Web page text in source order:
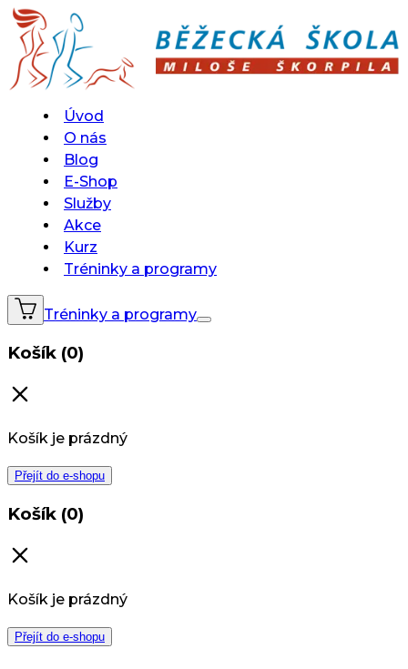
Úvod
O nás
Blog
E-Shop
Služby
Akce
Kurz
Tréninky a programy
Tréninky a programy
Košík (0)
Košík je prázdný
Přejít do e-shopu
Košík (0)
Košík je prázdný
Přejít do e-shopu